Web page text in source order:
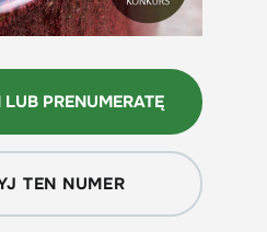
PRENUMERATĘ
TEN NUMER